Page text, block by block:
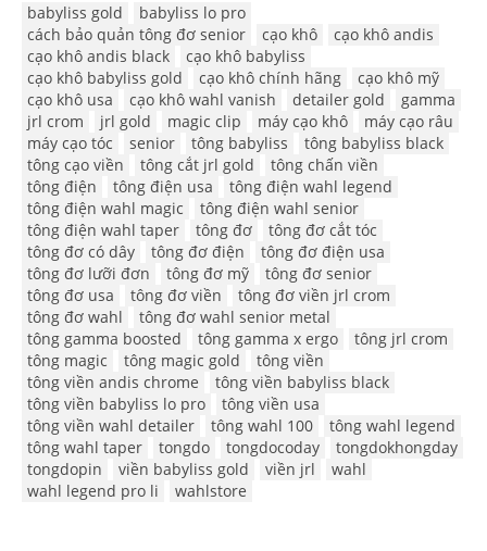
babyliss gold
babyliss lo pro
cách bảo quản tông đơ senior
cạo khô
cạo khô andis
cạo khô andis black
cạo khô babyliss
cạo khô babyliss gold
cạo khô chính hãng
cạo khô mỹ
cạo khô usa
cạo khô wahl vanish detailer gold
gamma
jrl crom
jrl gold magic clip máy cạo khô
máy cạo râu
máy cạo tóc
senior tông babyliss
tông babyliss black
tông cạo viền
tông cắt jrl gold
tông chấn viền
tông điện
tông điện usa
tông điện wahl legend
tông điện wahl magic
tông điện wahl senior
tông điện wahl taper
tông đơ
tông đơ cắt tóc
tông đơ có dây
tông đơ điện
tông đơ điện usa
tông đơ lưỡi đơn
tông đơ mỹ
tông đơ senior
tông đơ usa
tông đơ viền
tông đơ viền jrl crom
tông đơ wahl
tông đơ wahl senior metal
tông gamma boosted
tông gamma x ergo
tông jrl crom
tông magic
tông magic gold
tông viền
tông viền andis chrome
tông viền babyliss black
tông viền babyliss lo pro
tông viền usa
tông viền wahl detailer
tông wahl 100
tông wahl legend
tông wahl taper
tongdo tongdocoday
tongdokhongday
tongdopin
viền babyliss gold viền jrl
wahl
wahl legend pro li
wahlstore